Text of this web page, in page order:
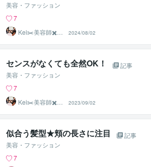
美容・ファッション
7
Kei✂️美容師✖️似
合わせの専門家
2024/08/02
センスがなくても全然OK！
記事
美容・ファッション
7
Kei✂️美容師✖️似
合わせの専門家
2023/09/02
似合う髪型★頬の長さに注目
記事
美容・ファッション
7